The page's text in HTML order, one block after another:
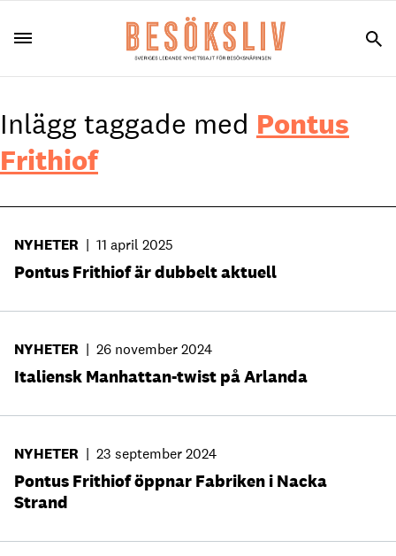
Inlägg taggade med Pontus
Frithiof
NYHETER | 11 april 2025
Pontus Frithiof är dubbelt aktuell
NYHETER | 26 november 2024
Italiensk Manhattan-twist på Arlanda
NYHETER | 23 september 2024
Pontus Frithiof öppnar Fabriken i Nacka
Strand